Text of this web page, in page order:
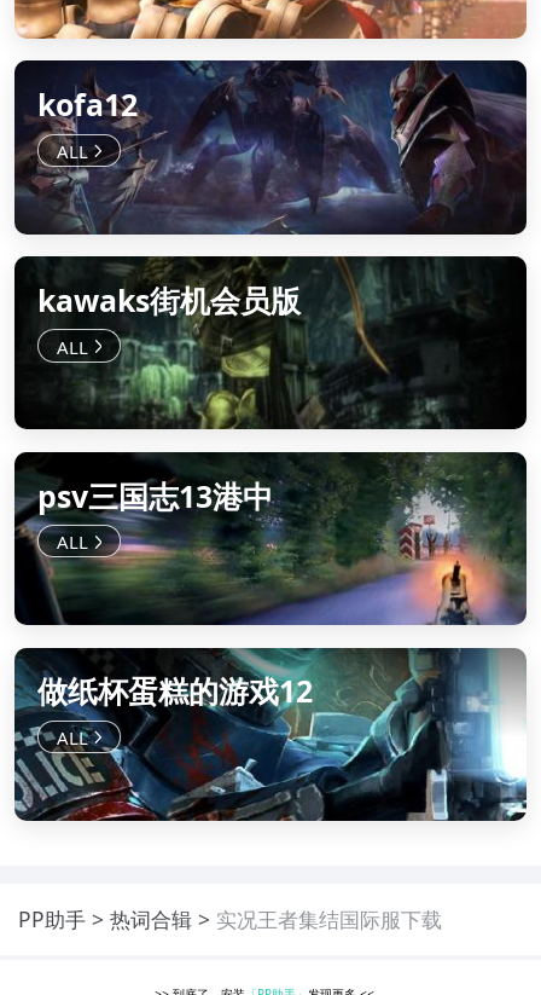
kofa12
kawaks街机会员版
psv三国志13港中
做纸杯蛋糕的游戏12
PP助手 热词合辑 实况王者集结国际服下载